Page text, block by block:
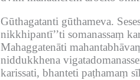
Gūthagatanti gūthameva.
nikkhipantī’’ti somanassaṃ
Mahaggatenāti
niddukkhena
karissati, bhanteti paṭhamaṃ